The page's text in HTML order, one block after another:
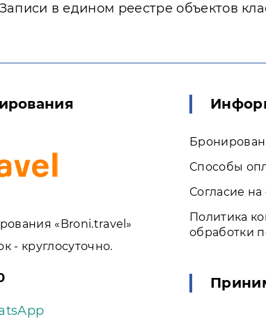
Записи в едином реестре объектов
«Broni.travel»
- круглосуточно.
Способы
Согласие
Политика
обработки